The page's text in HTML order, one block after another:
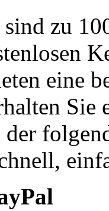
zu
eine
Sie
der